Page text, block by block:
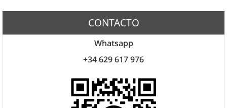
CONTACTO
Whatsapp
+34 629 617 976